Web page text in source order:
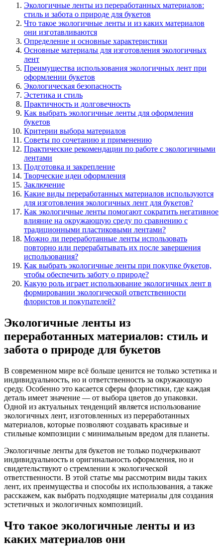
Экологичные ленты из переработанных материалов:
стиль и забота о природе для букетов
Что такое экологичные ленты и из каких материалов
они изготавливаются
Определение и основные характеристики
Основные материалы для изготовления экологичных
лент
Преимущества использования экологичных лент при
оформлении букетов
Экологическая безопасность
Эстетика и стиль
Практичность и долговечность
Как выбрать экологичные ленты для оформления
букетов
Критерии выбора материалов
Советы по сочетанию и применению
Практические рекомендации по работе с экологичными
лентами
Подготовка и закрепление
Творческие идеи оформления
Заключение
Какие виды переработанных материалов используются
для изготовления экологичных лент для букетов?
Как экологичные ленты помогают сократить негативное
влияние на окружающую среду по сравнению с
традиционными пластиковыми лентами?
Можно ли переработанные ленты использовать
повторно или перерабатывать их после завершения
использования?
Как выбрать экологичные ленты при покупке букетов,
чтобы обеспечить заботу о природе?
Какую роль играет использование экологичных лент в
формировании экологической ответственности
флористов и покупателей?
Экологичные ленты из
переработанных материалов: стиль и
забота о природе для букетов
В современном мире всё больше ценится не только эстетика и
индивидуальность, но и ответственность за окружающую
среду. Особенно это касается сферы флористики, где каждая
деталь имеет значение — от выбора цветов до упаковки.
Одной из актуальных тенденций является использование
экологичных лент, изготовленных из переработанных
материалов, которые позволяют создавать красивые и
стильные композиции с минимальным вредом для планеты.
Экологичные ленты для букетов не только подчеркивают
индивидуальность и оригинальность оформления, но и
свидетельствуют о стремлении к экологической
ответственности. В этой статье мы рассмотрим виды таких
лент, их преимущества и способы их использования, а также
расскажем, как выбрать подходящие материалы для создания
эстетичных и экологичных композиций.
Что такое экологичные ленты и из
каких материалов они